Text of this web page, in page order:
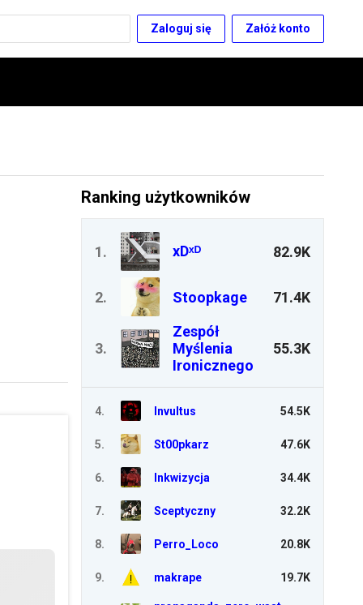
Zaloguj się Załóż konto
Ranking użytkowników
1. xDˣᴰ 82.9K
2. Stoopkage 71.4K
3.
Zespół
Myślenia
Ironicznego
55.3K
4. Invultus 54.5K
5. St00pkarz 47.6K
6. Inkwizycja 34.4K
7. Sceptyczny 32.2K
8. Perro_Loco 20.8K
9. makrape 19.7K